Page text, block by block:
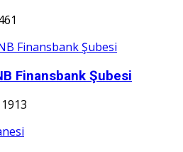
Finansbank Şubesi